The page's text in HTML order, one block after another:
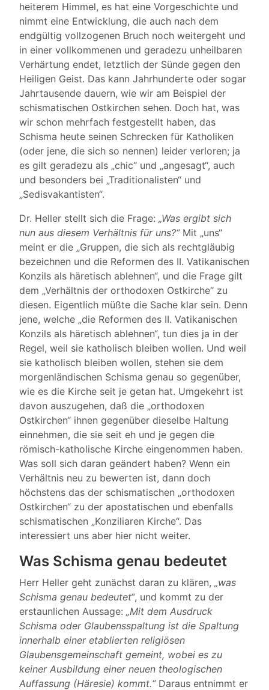
heiterem Himmel, es hat eine Vorgeschichte und
nimmt eine Entwicklung, die auch nach dem
endgültig vollzogenen Bruch noch weitergeht und
in einer vollkommenen und geradezu unheilbaren
Verhärtung endet, letztlich der Sünde gegen den
Heiligen Geist. Das kann Jahrhunderte oder sogar
Jahrtausende dauern, wie wir am Beispiel der
schismatischen Ostkirchen sehen. Doch hat, was
wir schon mehrfach festgestellt haben, das
Schisma heute seinen Schrecken für Katholiken
(oder jene, die sich so nennen) leider verloren; ja
es gilt geradezu als „chic“ und „angesagt“, auch
und besonders bei „Traditionalisten“ und
„Sedisvakantisten“.
Dr. Heller stellt sich die Frage: „Was ergibt sich
nun aus diesem Verhältnis für uns?“Mit „uns“
meint er die „Gruppen, die sich als rechtgläubig
bezeichnen und die Reformen des II. Vatikanischen
Konzils als häretisch ablehnen“, und die Frage gilt
dem „Verhältnis der orthodoxen Ostkirche“ zu
diesen. Eigentlich müßte die Sache klar sein. Denn
jene, welche „die Reformen des II. Vatikanischen
Konzils als häretisch ablehnen“, tun dies ja in der
Regel, weil sie katholisch bleiben wollen. Und weil
sie katholisch bleiben wollen, stehen sie dem
morgenländischen Schisma genau so gegenüber,
wie es die Kirche seit je getan hat. Umgekehrt ist
davon auszugehen, daß die „orthodoxen
Ostkirchen“ ihnen gegenüber dieselbe Haltung
einnehmen, die sie seit eh und je gegen die
römisch-katholische Kirche eingenommen haben.
Was soll sich daran geändert haben? Wenn ein
Verhältnis neu zu bewerten ist, dann doch
höchstens das der schismatischen „orthodoxen
Ostkirchen“ zu der apostatischen und ebenfalls
schismatischen „Konziliaren Kirche“. Das
interessiert uns aber hier nicht weiter.
Was Schisma genau bedeutet
Herr Heller geht zunächst daran zu klären, „was
Schisma genau bedeutet“, und kommt zu der
erstaunlichen Aussage: „Mit dem Ausdruck
Schisma oder Glaubensspaltung ist die Spaltung
innerhalb einer etablierten religiösen
Glaubensgemeinschaft gemeint, wobei es zu
keiner Ausbildung einer neuen theologischen
Auffassung (Häresie) kommt.“Daraus entnimmt er